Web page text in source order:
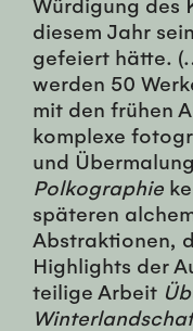
diesem Jahr
gefeiert hätte.
werden 50
mit den frühen
komplexe
und
Polkographie
späteren
Abstraktionen,
Highlights der
teilige Arbeit